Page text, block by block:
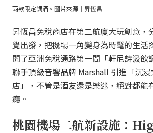
兩款限定調酒。圖片來源｜昇恆昌
昇恆昌免稅商店在第二航廈大玩創意，
覺出發，把機場一角變身為時髦的生活
開了亞洲免稅通路第一間「軒尼詩汲飲
聯手頂級音響品牌 Marshall 引進「沉
店」，不管是酒友還是樂迷，絕對都能
癮。
桃園機場二航新設施：